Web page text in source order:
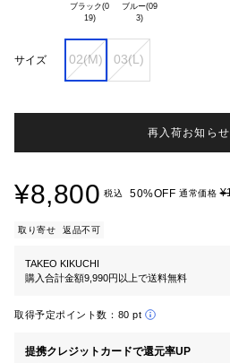
ブラック(0
19)
ブルー(09
サイズ 02(M) 03(L)
再入荷お知ら
¥8,800 税込 50%OFF 通常価格
取り寄せ 返品不可
TAKEO KIKUCHI
購入合計金額9,990円以上で送料無料
取得予定ポイント数： 80 pt
提携クレジットカードで還元率UP